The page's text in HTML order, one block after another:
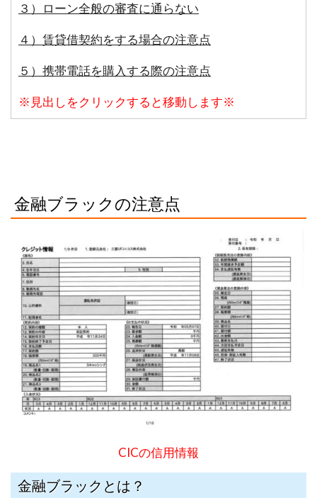
３）ローン全般の審査に通らない
４）賃貸借契約をする場合の注意点
５）携帯電話を購入する際の注意点
※見出しをクリックすると移動します※
金融ブラックの注意点
CICの信用情報
金融ブラックとは？